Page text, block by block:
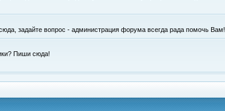
задайте вопрос - администрация форума всегда рада помочь Вам!
Пиши сюда!